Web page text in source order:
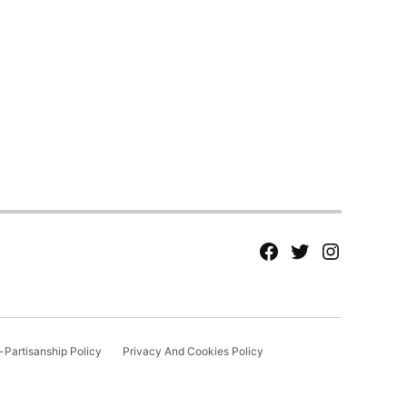
fb Tw tw
Partisanship Policy Privacy And Cookies Policy